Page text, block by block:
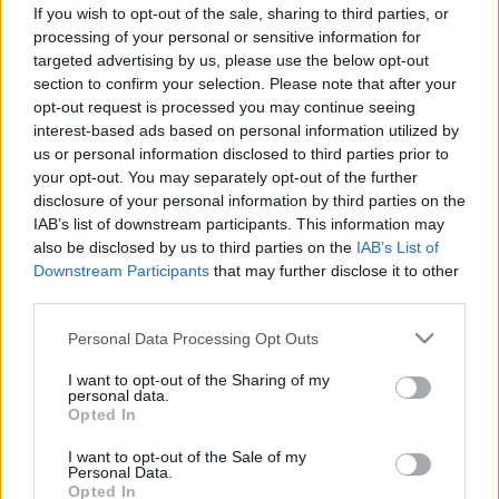
If you wish to opt-out of the sale, sharing to third parties, or
processing of your personal or sensitive information for
targeted advertising by us, please use the below opt-out
section to confirm your selection. Please note that after your
opt-out request is processed you may continue seeing
interest-based ads based on personal information utilized by
us or personal information disclosed to third parties prior to
your opt-out. You may separately opt-out of the further
disclosure of your personal information by third parties on the
IAB’s list of downstream participants. This information may
also be disclosed by us to third parties on the IAB’s List of
Downstream Participants that may further disclose it to other
Please note that this website/app uses one or more Google
not limited to your visit or usage behaviour. You may click to
grant or deny consent to Google and its third-party tags to
use your data for below specified purposes in below Google
consent section.
Personal Data Processing Opt Outs
I want to opt-out of the Sharing of my
personal data.
Opted In
I want to opt-out of the Sale of my
Personal Data.
Opted In
Betegségek
2011. április 06. 10:20
Módosítva: 2015. november 04. 13:49
Megosztás
Küldés Küldés Messengeren
Egészségkalauz
Egészségkalauz
A nyugtalan láb nagyobb szívvel jár együtt. Vannak
nyugalomban, gyakran éjszaka is kényszeresen
mozgatni kell a lábukat. Amerikai kutatók vizsgálata
szerint ilyenkor nemcsak a nyugtalan láb tünetekre
kell figyelni, hanem a szívet is célszerű megvizsgálni,